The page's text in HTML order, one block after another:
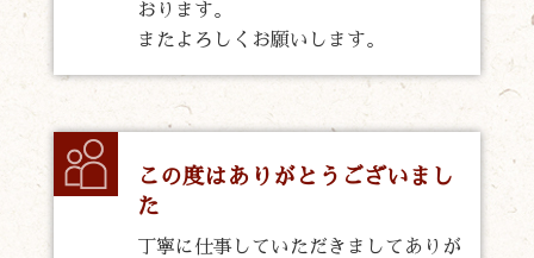
おります。
またよろしくお願いします。
この度はありがとうございまし
た
丁寧に仕事していただきましてありが